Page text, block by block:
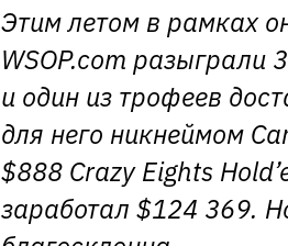
Этим летом в рамках
WSOP.com разыграли
и один из трофеев
для него никнеймом
$888 Crazy Eights
заработал $124 369.